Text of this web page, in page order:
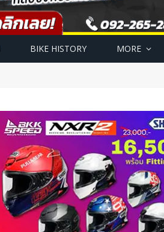
BIKE HISTORY MORE